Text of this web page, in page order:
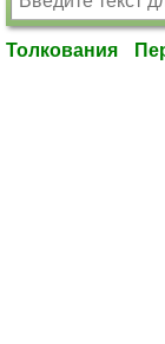
Толкования